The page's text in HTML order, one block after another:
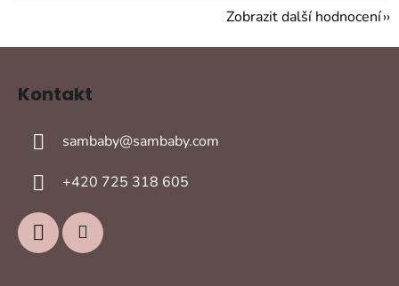
Zobrazit další hodnocení
Z
Kontakt
sambaby@sambaby.com
+420 725 318 605